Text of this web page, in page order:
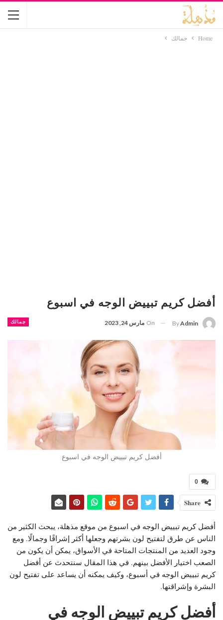
Home جمالك
أفضل كريم تبييض الوجه في اسبوع
جمالك ByAdmin
On مارس 24, 2023
أفضل كريم تبييض الوجه في اسبوع
0
Share
أفضل كريم تبييض الوجه في اسبوع من موقع مذهلة، يبحث الكثير من
الناس عن طرق لتفتيح لون بشرتهم وجعلها أكثر إشراقًا وجمالًا. ومع
وجود العديد من المنتجات المتاحة في الأسواق، يمكن أن يكون من
الصعب اختيار الأفضل بينهم. في هذا المقال سنتحدث عن أفضل
كريم تبييض الوجه في أسبوع، وكيف يمكنه أن يساعد على تفتيح لون
البشرة وإشراقتها.
أفضل كريم تبييض الوجه في